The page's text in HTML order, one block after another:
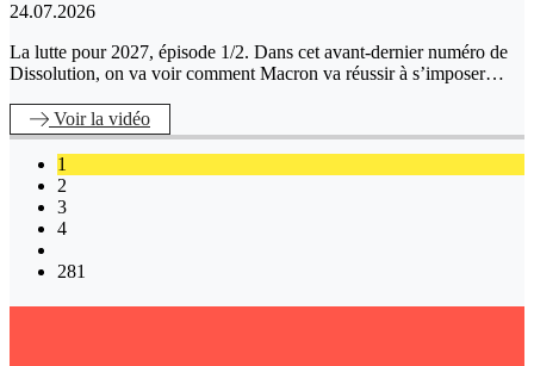
24.07.2026
La lutte pour 2027, épisode 1/2. Dans cet avant-dernier numéro de
Dissolution, on va voir comment Macron va réussir à s’imposer…
Voirla vidéo
1
2
3
4
281